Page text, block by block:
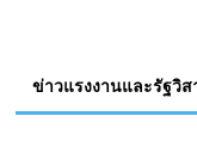
ข่าวแรงงานและรัฐวิส